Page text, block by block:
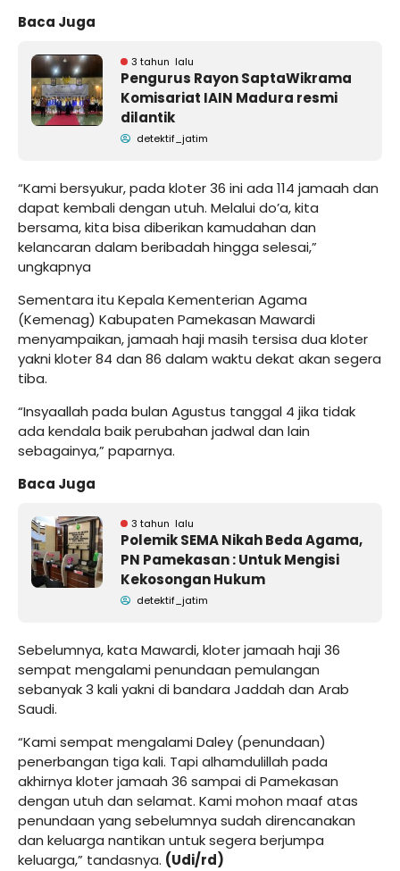
Baca Juga
3 tahun lalu
Pengurus Rayon SaptaWikrama
Komisariat IAIN Madura resmi
dilantik
detektif_jatim
“Kami bersyukur, pada kloter 36 ini ada 114 jamaah dan
dapat kembali dengan utuh. Melalui do’a, kita
bersama, kita bisa diberikan kamudahan dan
kelancaran dalam beribadah hingga selesai,”
ungkapnya
Sementara itu Kepala Kementerian Agama
(Kemenag) Kabupaten Pamekasan Mawardi
menyampaikan, jamaah haji masih tersisa dua kloter
yakni kloter 84 dan 86 dalam waktu dekat akan segera
tiba.
“Insyaallah pada bulan Agustus tanggal 4 jika tidak
ada kendala baik perubahan jadwal dan lain
sebagainya,” paparnya.
Baca Juga
3 tahun lalu
Polemik SEMA Nikah Beda Agama,
PN Pamekasan : Untuk Mengisi
Kekosongan Hukum
detektif_jatim
Sebelumnya, kata Mawardi, kloter jamaah haji 36
sempat mengalami penundaan pemulangan
sebanyak 3 kali yakni di bandara Jaddah dan Arab
Saudi.
“Kami sempat mengalami Daley (penundaan)
penerbangan tiga kali. Tapi alhamdulillah pada
akhirnya kloter jamaah 36 sampai di Pamekasan
dengan utuh dan selamat. Kami mohon maaf atas
penundaan yang sebelumnya sudah direncanakan
dan keluarga nantikan untuk segera berjumpa
keluarga,” tandasnya. (Udi/rd)